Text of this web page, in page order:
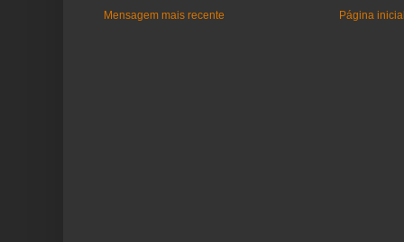
Mensagem mais recente Página